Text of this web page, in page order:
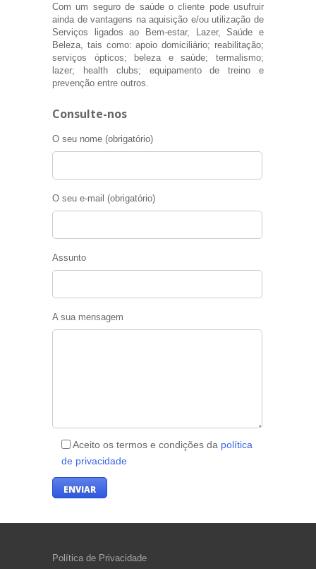
Com um seguro de saúde o cliente pode usufruir
ainda de vantagens na aquisição e/ou utilização de
Serviços ligados ao Bem-estar, Lazer, Saúde e
Beleza, tais como: apoio domiciliário; reabilitação;
serviços ópticos; beleza e saúde; termalismo;
lazer; health clubs; equipamento de treino e
prevenção entre outros.
Consulte-nos
O seu nome (obrigatório)
O seu e-mail (obrigatório)
Assunto
A sua mensagem
Aceito os termos e condições da política
de privacidade
Política de Privacidade